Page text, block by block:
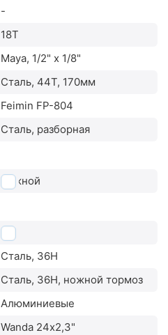
-
18Т
Maya, 1/2" х 1/8"
Сталь, 44Т, 170мм
Feimin FP-804
Сталь, разборная
ножной
24"
Сталь, 36H
Сталь, 36H, ножной тормоз
Алюминиевые
Wanda 24х2,3"